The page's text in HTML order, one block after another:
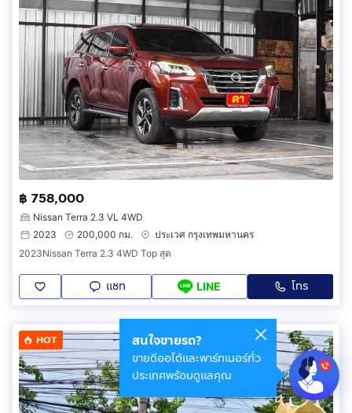
฿ 758,000
Nissan Terra 2.3 VL 4WD
2023
200,000 กม.
ประเวศ กรุงเทพมหานคร
2023Nissan Terra 2.3 4WD Top สุด
แชท LINE โทร
HOT สนใจขายรถ?
ขายดีออโต้และพาร์ทเนอร์ทั่ว
ประเทศพร้อมดูแลคุณ